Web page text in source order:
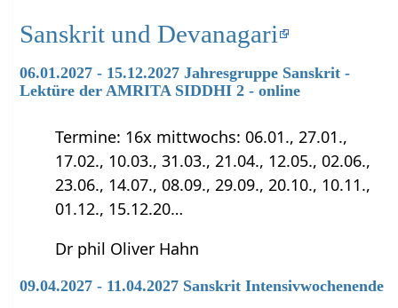
Sanskrit und Devanagari
06.01.2027 - 15.12.2027 Jahresgruppe Sanskrit -
Lektüre der AMRITA SIDDHI 2 - online
Termine: 16x mittwochs: 06.01., 27.01.,
17.02., 10.03., 31.03., 21.04., 12.05., 02.06.,
23.06., 14.07., 08.09., 29.09., 20.10., 10.11.,
01.12., 15.12.20…
Dr phil Oliver Hahn
09.04.2027 - 11.04.2027 Sanskrit Intensivwochenende